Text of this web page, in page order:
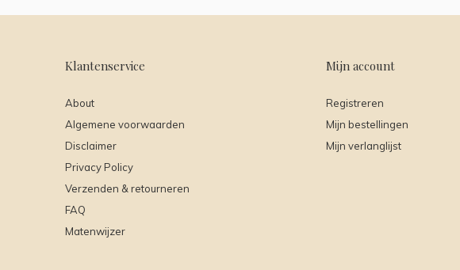
Klantenservice
About
Algemene voorwaarden
Disclaimer
Privacy Policy
Verzenden & retourneren
FAQ
Matenwijzer
Mijn account
Registreren
Mijn bestellingen
Mijn verlanglijst